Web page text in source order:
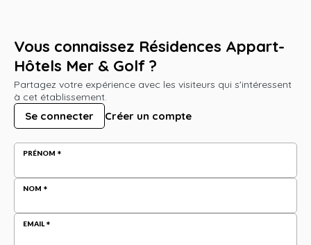
Vous connaissez Résidences Appart-
Hôtels Mer & Golf ?
Partagez votre expérience avec les visiteurs qui s'intéressent
à cet établissement.
Se connecter Créer un compte
PRÉNOM
NOM
EMAIL